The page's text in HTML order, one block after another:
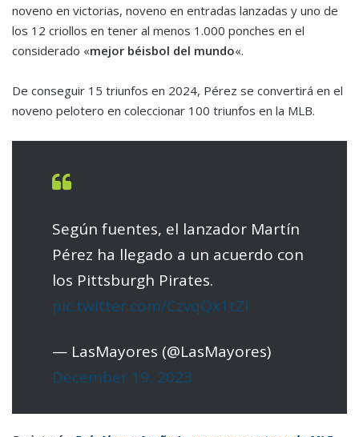
noveno en victorias, noveno en entradas lanzadas y uno de
los 12 criollos en tener al menos 1.000 ponches en el
considerado «mejor béisbol del mundo«.
De conseguir 15 triunfos en 2024, Pérez se convertirá en el
noveno pelotero en coleccionar 100 triunfos en la MLB.
Según fuentes, el lanzador Martín
Pérez ha llegado a un acuerdo con
los Pittsburgh Pirates.
pic.twitter.com/CzvqQx1tZI
— LasMayores (@LasMayores)
December 19, 2023